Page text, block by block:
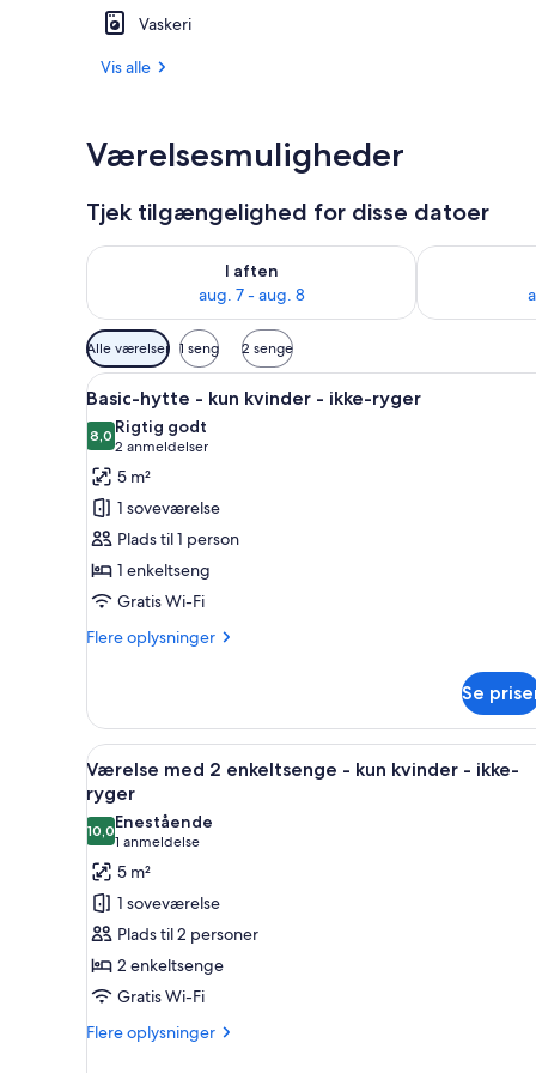
Vaskeri
Vis alle
Værelsesmuligheder
Tjek tilgængelighed for disse datoer
I aften
aug. 7 - aug. 8
Tjek tilgængelighed for i aften aug. 7 - aug. 8
Tjek
Tilgængelige
filtre
for
værelser
Alle værelser 1 seng 2 senge
Indlæs
alle
billeder
af
Basic-
hytte
-
kun
kvinder
-
Et lille værelse med en
6
Basic-hytte - kun kvinder - ikke-ryger
8,08,0 ud af 10
Rigtig godt
2 anmeldelser
(2
anmeldelser)
5 m²
1 soveværelse
Plads til 1 person
1 enkeltseng
Gratis Wi-Fi
Flere oplysninger
Flere
hytte
kun
kvinder
ikke-
ryger
Se
Indlæs
alle
billeder
af
Værelse
med
2
enkeltsenge
-
kun
kvinder
Et værelse med en seng, et
14
Værelse med 2 enkeltsenge - kun kvinder - ikke-
ryger
10,010,0 ud af 10
Enestående
1 anmeldelse
(1
anmeldelse)
5 m²
1 soveværelse
Plads til 2 personer
2 enkeltsenge
Gratis Wi-Fi
Flere oplysninger
Flere